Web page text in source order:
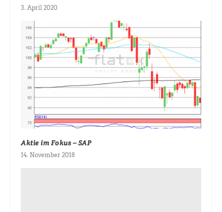
3. April 2020
Aktie im Fokus – SAP
14. November 2018